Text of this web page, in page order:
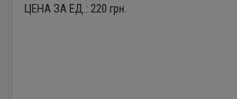
ЦЕНА ЗА ЕД.: 220 грн.